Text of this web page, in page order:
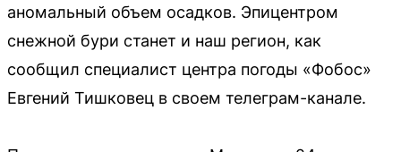
аномальный объем осадков. Эпицентром
снежной бури станет и наш регион, как
сообщил специалист центра погоды «Фобос»
Евгений Тишковец в своем телеграм-канале.